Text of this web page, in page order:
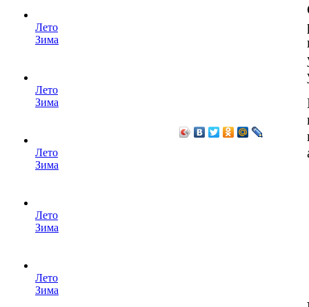
Лето
Зима
Лето
Зима
Лето
Зима
Лето
Зима
Лето
Зима